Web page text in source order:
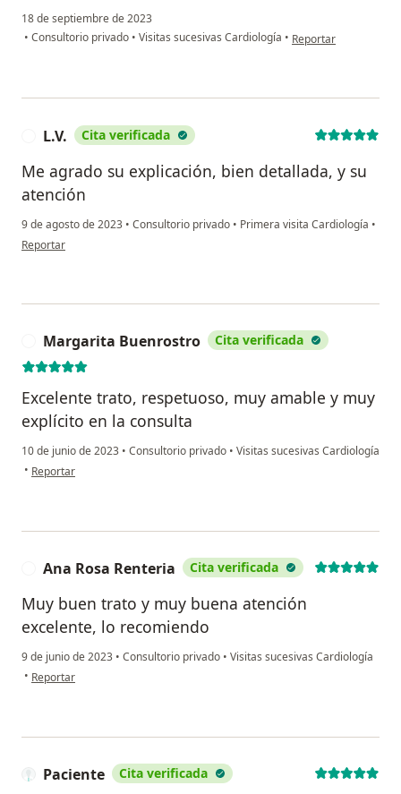
18 de septiembre de 2023
• Consultorio privado • Visitas sucesivas Cardiología • en opinión del
Reportar
L.V. Cita verificada
Me agrado su explicación, bien detallada, y su
atención
9 de agosto de 2023 • Consultorio privado • Primera visita Cardiología •
en opinión del usuario L.V.
Reportar
Margarita Buenrostro Cita verificada
Excelente trato, respetuoso, muy amable y muy
explícito en la consulta
10 de junio de 2023 • Consultorio privado • Visitas sucesivas Cardiología
• en opinión del usuario Margarita Buenrostro
Reportar
Ana Rosa Renteria Cita verificada
Muy buen trato y muy buena atención
excelente, lo recomiendo
9 de junio de 2023 • Consultorio privado • Visitas sucesivas Cardiología
• en opinión del usuario Ana Rosa Renteria
Reportar
Paciente Cita verificada